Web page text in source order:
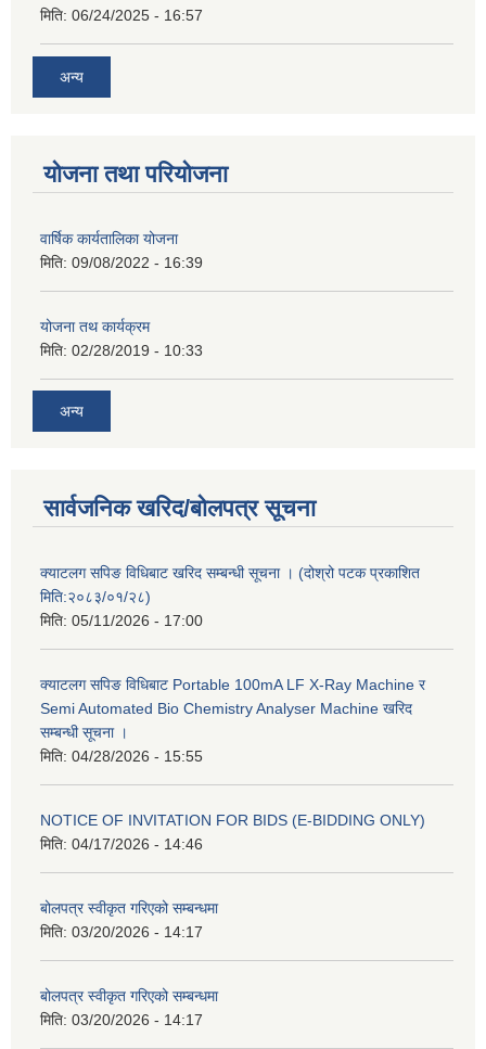
मिति: 06/24/2025 - 16:57
अन्य
योजना तथा परियोजना
वार्षिक कार्यतालिका योजना
मिति: 09/08/2022 - 16:39
योजना तथ कार्यक्रम
मिति: 02/28/2019 - 10:33
अन्य
सार्वजनिक खरिद/बोलपत्र सूचना
क्याटलग सपिङ विधिबाट खरिद सम्बन्धी सूचना । (दोश्रो पटक प्रकाशित
मिति:२०८३/०१/२८)
मिति: 05/11/2026 - 17:00
क्याटलग सपिङ विधिबाट Portable 100mA LF X-Ray Machine र
Semi Automated Bio Chemistry Analyser Machine खरिद
सम्बन्धी सूचना ।
मिति: 04/28/2026 - 15:55
NOTICE OF INVITATION FOR BIDS (E-BIDDING ONLY)
मिति: 04/17/2026 - 14:46
बोलपत्र स्वीकृत गरिएको सम्बन्धमा
मिति: 03/20/2026 - 14:17
बोलपत्र स्वीकृत गरिएको सम्बन्धमा
मिति: 03/20/2026 - 14:17